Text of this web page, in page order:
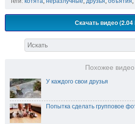
Скачать видео
Похожее видео
У каждого свои друзья
Попытка сделать групповое